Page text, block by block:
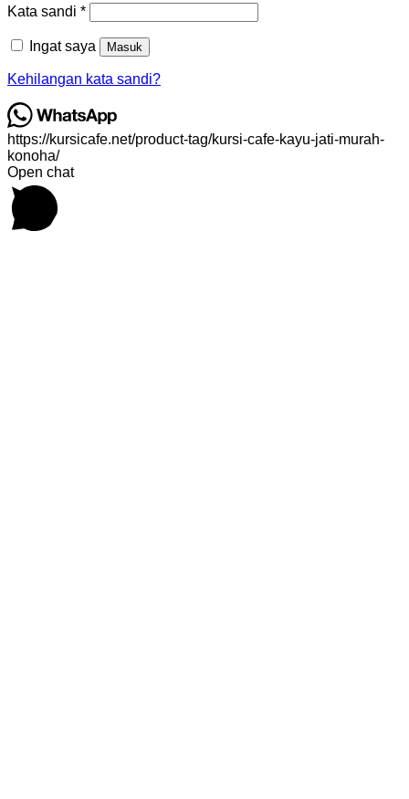
Kata sandi *Wajib
Ingat saya Masuk
Kehilangan kata sandi?
https://kursicafe.net/product-tag/kursi-cafe-kayu-jati-murah-
konoha/
Open chat